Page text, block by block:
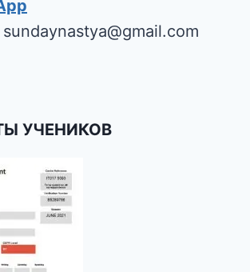
sundaynastya@gmail.com
УЧЕНИКОВ